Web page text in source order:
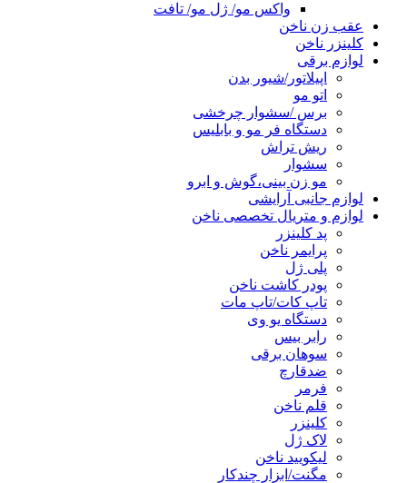
واکس مو/ ژل مو/ تافت
عقب زن ناخن
کلینزر ناخن
لوازم برقی
اپیلاتور/شیور بدن
اتو مو
برس /سشوار چرخشی
دستگاه فر مو و بابلیس
ریش تراش
سشوار
مو زن بینی،گوش و ابرو
لوازم جانبی آرایشی
لوازم و متریال تخصصی ناخن
پد کلینزر
پرایمر ناخن
پلی ژل
پودر کاشت ناخن
تاپ کات/تاپ مات
دستگاه یو وی
رابر بیس
سوهان برقی
ضدقارچ
فرمر
قلم ناخن
کلینزر
لاک ژل
لیکوييد ناخن
مگنت/ابزار چندکار